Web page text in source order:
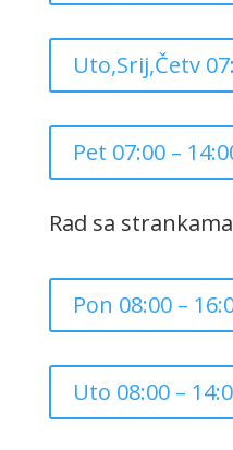
Uto,Srij,Četv
Pet 07:00 –
Rad sa strankama
Pon 08:00 –
Uto 08:00 –